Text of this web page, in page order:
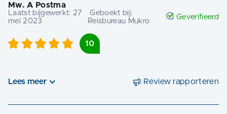
Mw. A Postma
Laatst bijgewerkt: 27
mei 2023
Geboekt bij:
Reisbureau Mukro
Geverifieerd
10
Lees meer Review rapporteren